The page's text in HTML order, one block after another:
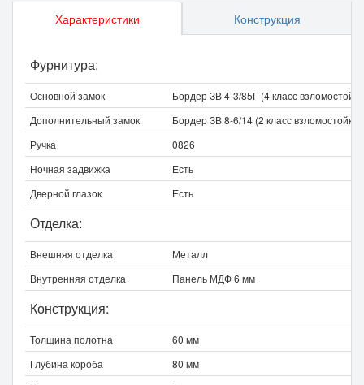
Характеристики Конструкция
Фурнитура:
Основной замок
Бордер ЗВ 4-3/85Г (4 класс
Дополнительный замок
Бордер ЗВ 8-6/14 (2 класс
Ручка
0826
Ночная задвижка
Есть
Дверной глазок
Есть
Отделка:
Внешняя отделка
Металл
Внутренняя отделка
Панель МДФ 6 мм
Конструкция:
Толщина полотна
60 мм
Глубина короба
80 мм